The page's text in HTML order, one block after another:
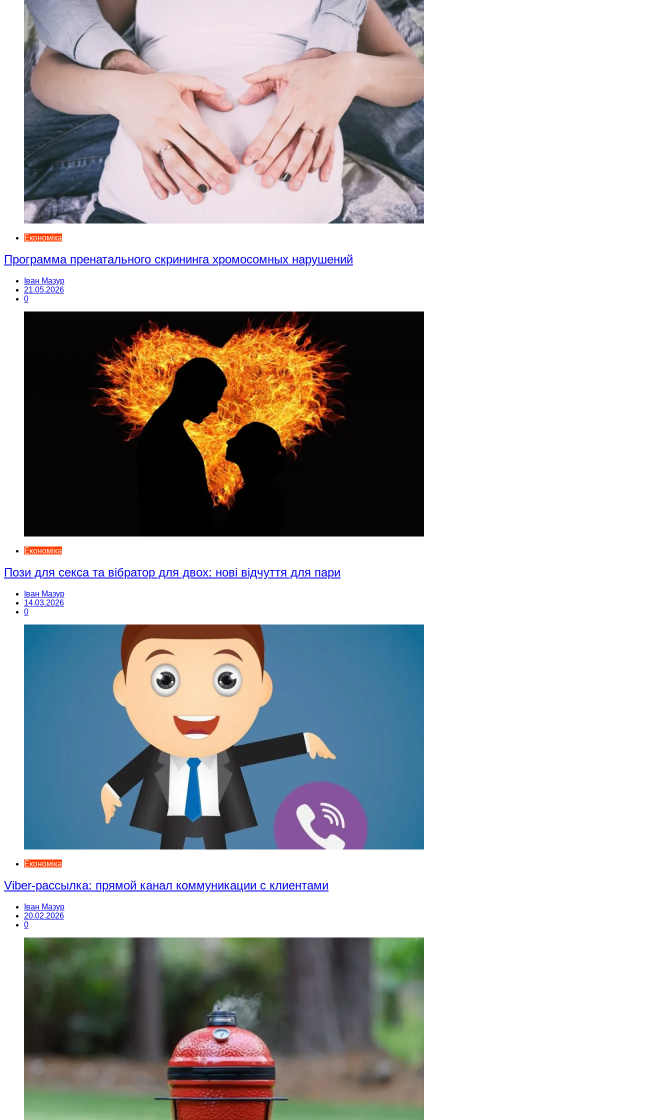
Економіка
Программа пренатального скрининга хромосомных нарушений
Іван Мазур
21.05.2026
0
Економіка
Пози для секса та вібратор для двох: нові відчуття для пари
Іван Мазур
14.03.2026
0
Економіка
Viber-рассылка: прямой канал коммуникации с клиентами
Іван Мазур
20.02.2026
0